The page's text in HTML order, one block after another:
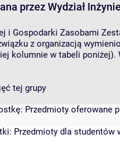
przez Wydział
i Gospodarki Zasobami
z organizacją
kolumnie w tabeli
tej grupy
Przedmioty oferowane
Przedmioty dla studentów